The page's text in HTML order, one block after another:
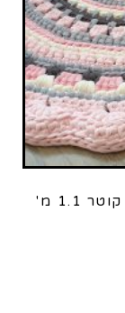
1.1 מ'